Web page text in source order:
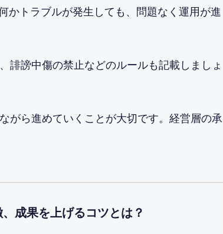
かトラブルが発生しても、問題なく運用が進
誹謗中傷の禁止などのルールも記載しましょ
がら進めていくことが大切です。経営層の承
成果を上げるコツとは？